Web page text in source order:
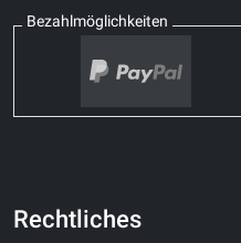
Bezahlmöglichkeiten
Rechtliches